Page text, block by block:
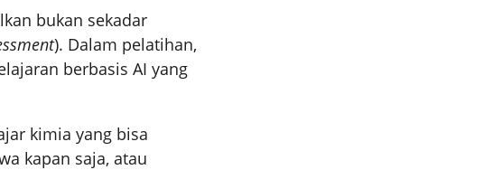
bukan sekadar
). Dalam pelatihan,
berbasis AI yang
kimia yang bisa
kapan saja, atau